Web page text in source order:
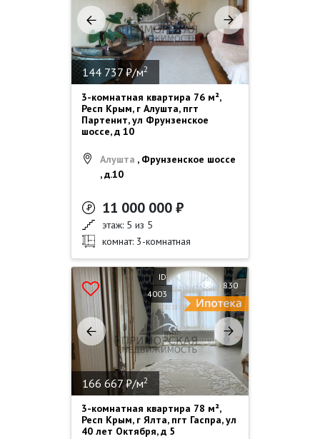
144 737 ₽/м2
3-комнатная квартира 76 м²,
Респ Крым, г Алушта, пгт
Партенит, ул Фрунзенское
шоссе, д 10
Алушта , Фрунзенское шоссе
, д.10
11 000 000 ₽
этаж: 5 из 5
комнат: 3-комнатная
ID
4003
830
166 667 ₽/м2
3-комнатная квартира 78 м²,
Респ Крым, г Ялта, пгт Гаспра, ул
40 лет Октября, д 5